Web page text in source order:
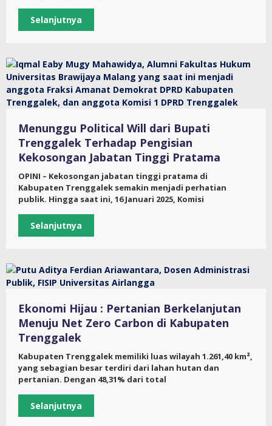
Selanjutnya
Menunggu Political Will dari Bupati
Trenggalek Terhadap Pengisian
Kekosongan Jabatan Tinggi Pratama
OPINI – Kekosongan jabatan tinggi pratama di
Kabupaten Trenggalek semakin menjadi perhatian
publik. Hingga saat ini, 16 Januari 2025, Komisi
Selanjutnya
Ekonomi Hijau : Pertanian Berkelanjutan
Menuju Net Zero Carbon di Kabupaten
Trenggalek
Kabupaten Trenggalek memiliki luas wilayah 1.261,40 km²,
yang sebagian besar terdiri dari lahan hutan dan
pertanian. Dengan 48,31% dari total
Selanjutnya